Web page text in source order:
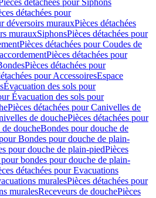
détachées pour Siphons
détachées pour
déversoirs murauxPièces détachées
murauxSiphonsPièces détachées pour
Pièces détachées pour Coudes de
Pièces détachées pour
Pièces détachées pour
pour AccessoiresEspace
Évacuation des sols pour
Évacuation des sols pour
Pièces détachées pour Canivelles de
de douchePièces détachées pour
doucheBondes pour douche de
Bondes pour douche de plain-
pour douche de plain-piedPièces
bondes pour douche de plain-
détachées pour Evacuations
muralesPièces détachées pour
muralesReceveurs de douchePièces